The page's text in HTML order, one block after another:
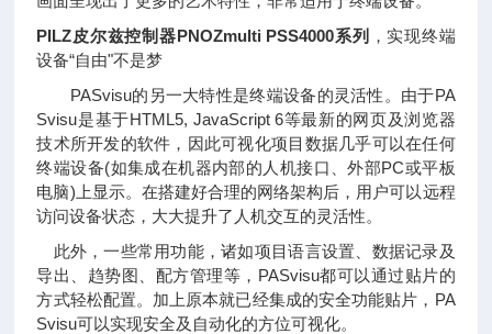
PILZ皮尔兹控制器PNOZmulti PSS4000系列 ，实现终端
设备“自由"不是梦
PASvisu的另一大特性是终端设备的灵活性。由于PA
Svisu是基于HTML5, JavaScript 6等最新的网页及浏览器
技术所开发的软件，因此可视化项目数据几乎可以在任何
终端设备(如集成在机器内部的人机接口、外部PC或平板
电脑)上显示。在搭建好合理的网络架构后，用户可以远程
访问设备状态，大大提升了人机交互的灵活性。
此外，一些常用功能，诸如项目语言设置、数据记录及
导出、趋势图、配方管理等，PASvisu都可以通过贴片的
方式轻松配置。加上原本就已经集成的安全功能贴片，PA
Svisu可以实现安全及自动化的方位可视化。